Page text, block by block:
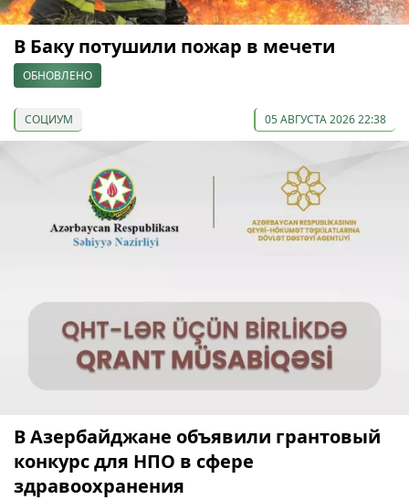
В Баку потушили пожар в мечети
ОБНОВЛЕНО
СОЦИУМ 05 АВГУСТА 2026 22:38
В Азербайджане объявили грантовый
конкурс для НПО в сфере
здравоохранения